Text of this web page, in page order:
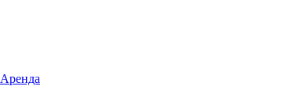
Аренда